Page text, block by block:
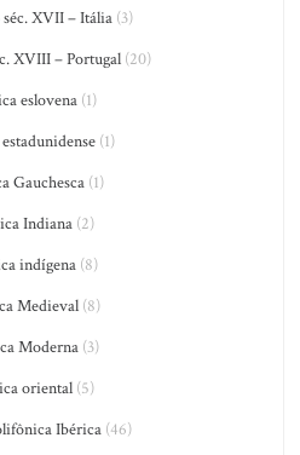
XVII – Itália (3)
XVIII – Portugal (20)
eslovena(1)
(1)
Gauchesca(1)
Indiana(2)
indígena(8)
Medieval(8)
Moderna(3)
oriental (5)
Ibérica(46)